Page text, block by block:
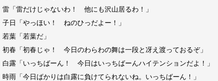
雷「雷だけじゃないわ！ 他にも沢山居るわ！」
子日「やっほい！ ねのひっだよー！」
若葉「若葉だ」
初春「初春じゃ！ 今日のわらわの舞は一段と冴え渡っておるぞ」
白露「いっちばーん！ 今日はいっちばーんハイテンションだよ！」
時雨「今日ばかりは白露に負けてられないね。いっちばーん！」